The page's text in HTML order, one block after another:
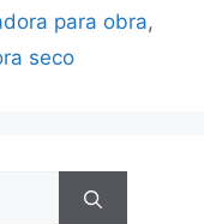
para obra,
seco